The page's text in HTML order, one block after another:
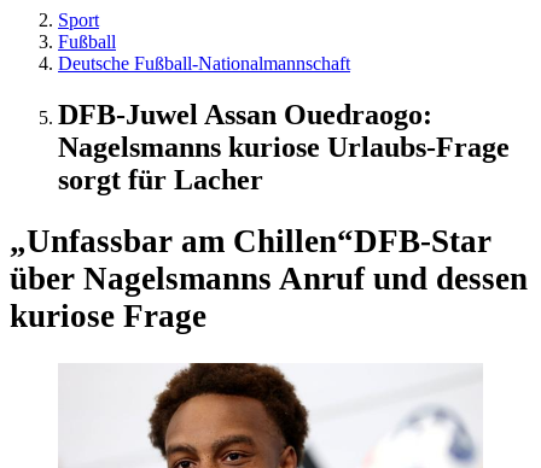
Sport
Fußball
Deutsche Fußball-Nationalmannschaft
DFB-Juwel Assan Ouedraogo:
Nagelsmanns kuriose Urlaubs-Frage
sorgt für Lacher
„Unfassbar am Chillen“DFB-Star
über Nagelsmanns Anruf und dessen
kuriose Frage